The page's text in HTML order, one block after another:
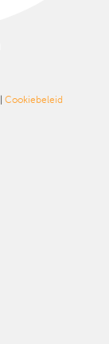
Cookiebeleid